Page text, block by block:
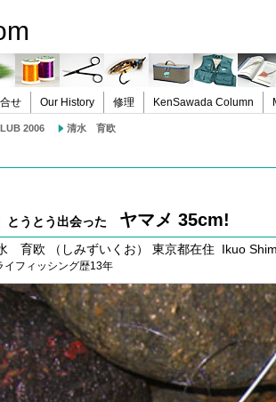
せ Our History 修理 KenSawada Column
2006 清水 育欧
とうとう出会った ヤマメ 35cm!
育欧 （しみずいくお） 東京都在住 Ikuo
イフィッシング歴13年